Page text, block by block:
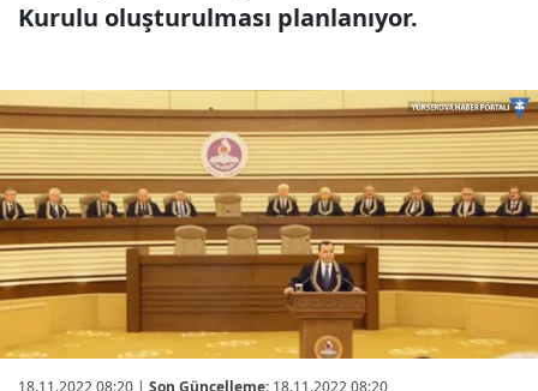
Kurulu oluşturulması planlanıyor.
18.11.2022 08:20 | Son Güncelleme: 18.11.2022 08:20